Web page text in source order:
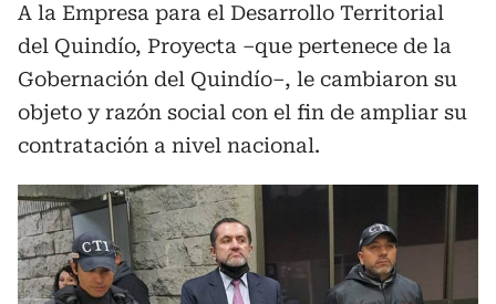
A la Empresa para el Desarrollo Territorial
del Quindío, Proyecta –que pertenece de la
Gobernación del Quindío–, le cambiaron su
objeto y razón social con el fin de ampliar su
contratación a nivel nacional.